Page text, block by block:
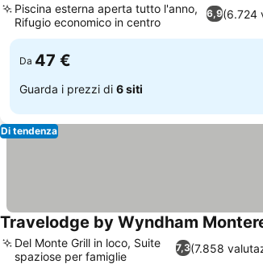
6,9(6.724
Piscina esterna aperta tutto l'anno,
Rifugio economico in centro
Da 47 €
Guarda i prezzi di 6 siti
Di tendenza
Travelodge by Wyndham
7,3(7.858
Del Monte Grill in loco, Suite
spaziose per famiglie